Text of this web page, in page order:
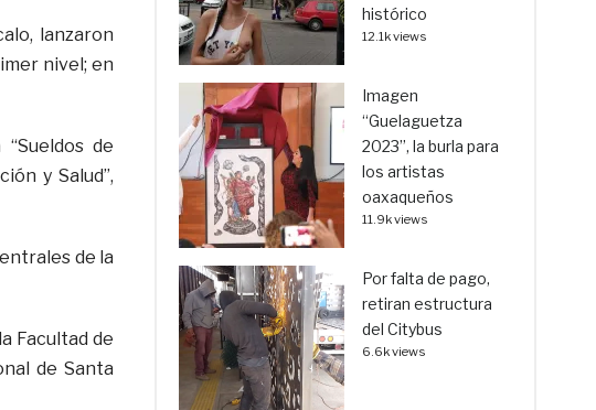
lanzaron
nivel; en
de
y Salud”,
de la
Facultad de
de Santa
histórico
12.1k views
Imagen
“Guelaguetza
2023”, la burla para
los artistas
oaxaqueños
11.9k views
Por falta de pago,
retiran estructura
del Citybus
6.6k views